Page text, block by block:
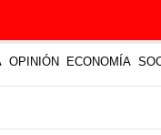
OPINIÓN ECONOMÍA